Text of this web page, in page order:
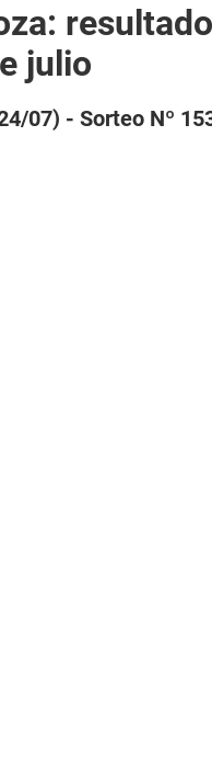
julio
07) - Sorteo Nº